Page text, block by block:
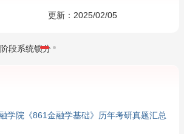
更新：2025/02/05
学院《861金融学基础》历年考研真题汇总